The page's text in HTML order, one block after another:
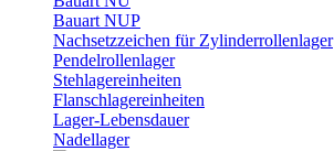
Bauart NUP
Nachsetzzeichen für Zylinderrollenlager
Pendelrollenlager
Stehlagereinheiten
Flanschlagereinheiten
Lager-Lebensdauer
Nadellager